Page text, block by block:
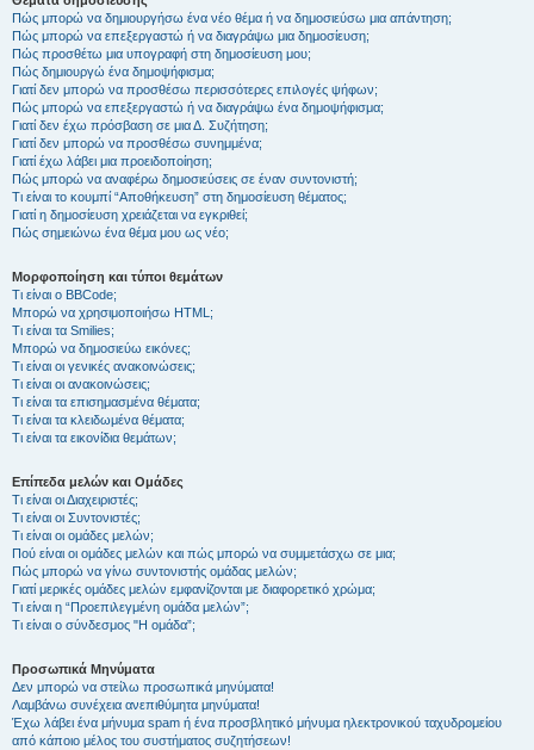
Πώς μπορώ να δημιουργήσω ένα νέο θέμα ή να δημοσιεύσω μια απάντηση;
Πώς μπορώ να επεξεργαστώ ή να διαγράψω μια δημοσίευση;
Πώς προσθέτω μια υπογραφή στη δημοσίευση μου;
Πώς δημιουργώ ένα δημοψήφισμα;
Γιατί δεν μπορώ να προσθέσω περισσότερες επιλογές ψήφων;
Πώς μπορώ να επεξεργαστώ ή να διαγράψω ένα δημοψήφισμα;
Γιατί δεν έχω πρόσβαση σε μια Δ. Συζήτηση;
Γιατί δεν μπορώ να προσθέσω συνημμένα;
Γιατί έχω λάβει μια προειδοποίηση;
Πώς μπορώ να αναφέρω δημοσιεύσεις σε έναν συντονιστή;
Τι είναι το κουμπί “Αποθήκευση” στη δημοσίευση θέματος;
Γιατί η δημοσίευση χρειάζεται να εγκριθεί;
Πώς σημειώνω ένα θέμα μου ως νέο;
Μορφοποίηση και τύποι θεμάτων
Τι είναι ο BBCode;
Μπορώ να χρησιμοποιήσω HTML;
Τι είναι τα Smilies;
Μπορώ να δημοσιεύω εικόνες;
Τι είναι οι γενικές ανακοινώσεις;
Τι είναι οι ανακοινώσεις;
Τι είναι τα επισημασμένα θέματα;
Τι είναι τα κλειδωμένα θέματα;
Τι είναι τα εικονίδια θεμάτων;
Επίπεδα μελών και Ομάδες
Τι είναι οι Διαχειριστές;
Τι είναι οι Συντονιστές;
Τι είναι οι ομάδες μελών;
Πού είναι οι ομάδες μελών και πώς μπορώ να συμμετάσχω σε μια;
Πώς μπορώ να γίνω συντονιστής ομάδας μελών;
Γιατί μερικές ομάδες μελών εμφανίζονται με διαφορετικό χρώμα;
Τι είναι η “Προεπιλεγμένη ομάδα μελών”;
Τι είναι ο σύνδεσμος "Η ομάδα”;
Προσωπικά Μηνύματα
Δεν μπορώ να στείλω προσωπικά μηνύματα!
Λαμβάνω συνέχεια ανεπιθύμητα μηνύματα!
Έχω λάβει ένα μήνυμα spam ή ένα προσβλητικό μήνυμα ηλεκτρονικού ταχυδρομείου
από κάποιο μέλος του συστήματος συζητήσεων!